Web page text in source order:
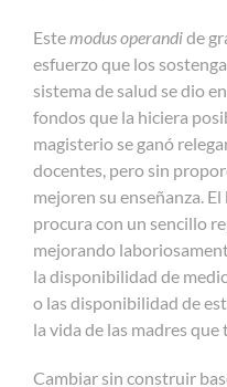
Este modus operandide
esfuerzo que los
sistema de salud se dio
fondos que la hiciera
magisterio se ganó
docentes, pero sin
mejoren su enseñanza.
procura con un sencillo
mejorando
la disponibilidad de
o las disponibilidad de
la vida de las madres que
Cambiar sin construir